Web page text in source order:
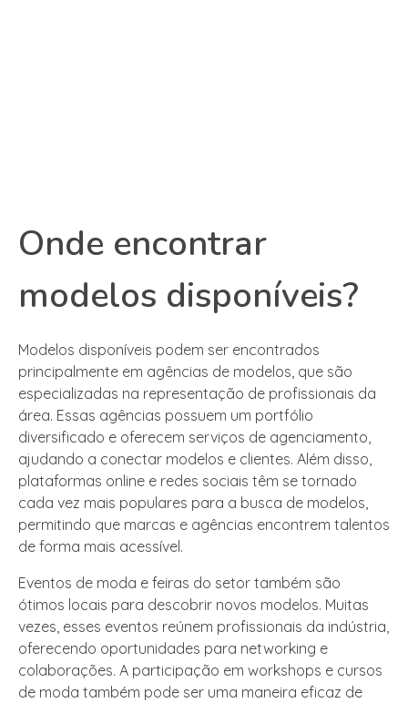
Onde encontrar
modelos disponíveis?
Modelos disponíveis podem ser encontrados
principalmente em agências de modelos, que são
especializadas na representação de profissionais da
área. Essas agências possuem um portfólio
diversificado e oferecem serviços de agenciamento,
ajudando a conectar modelos e clientes. Além disso,
plataformas online e redes sociais têm se tornado
cada vez mais populares para a busca de modelos,
permitindo que marcas e agências encontrem talentos
de forma mais acessível.
Eventos de moda e feiras do setor também são
ótimos locais para descobrir novos modelos. Muitas
vezes, esses eventos reúnem profissionais da indústria,
oferecendo oportunidades para networking e
colaborações. A participação em workshops e cursos
de moda também pode ser uma maneira eficaz de